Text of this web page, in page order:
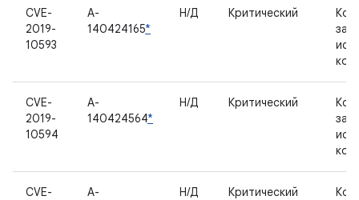
CVE-
2019-
10593
A-
140424165*
Н/Д Критический
CVE-
2019-
10594
A-
140424564*
Н/Д Критический
CVE-
A-
Н/Д Критический